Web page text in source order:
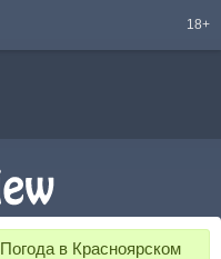
18+
Погода в Красноярском